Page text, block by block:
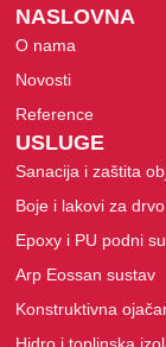
NASLOVNA
O nama
Novosti
Reference
USLUGE
Sanacija i zaštita
Boje i lakovi za drvo
Epoxy i PU podni
Arp Eossan sustav
Konstruktivna